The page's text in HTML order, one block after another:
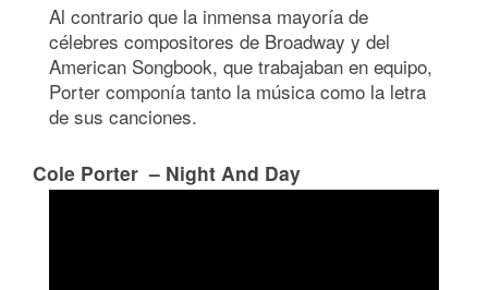
Al contrario que la inmensa mayoría de
célebres compositores de Broadway y del
American Songbook, que trabajaban en equipo,
Porter componía tanto la música como la letra
de sus canciones.
Cole Porter – Night And Day